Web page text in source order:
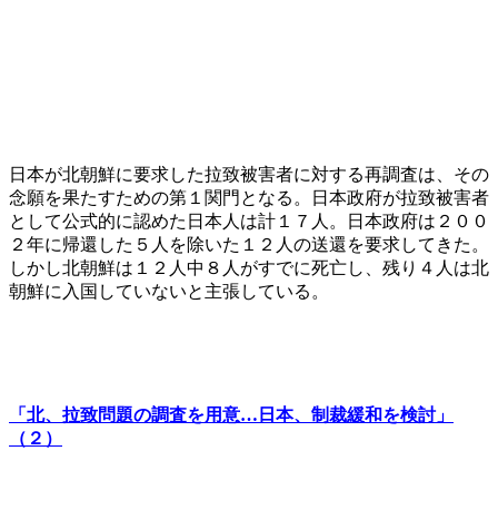
日本が北朝鮮に要求した拉致被害者に対する再調査は、その
念願を果たすための第１関門となる。日本政府が拉致被害者
として公式的に認めた日本人は計１７人。日本政府は２００
２年に帰還した５人を除いた１２人の送還を要求してきた。
しかし北朝鮮は１２人中８人がすでに死亡し、残り４人は北
朝鮮に入国していないと主張している。
「北、拉致問題の調査を用意…日本、制裁緩和を検討」
（２）